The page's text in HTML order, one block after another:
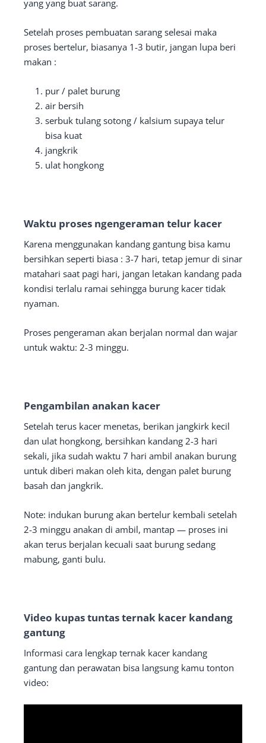
yang yang buat sarang.
Setelah proses pembuatan sarang selesai maka
proses bertelur, biasanya 1-3 butir, jangan lupa beri
makan :
pur / palet burung
air bersih
serbuk tulang sotong / kalsium supaya telur
bisa kuat
jangkrik
ulat hongkong
Waktu proses ngengeraman telur kacer
Karena menggunakan kandang gantung bisa kamu
bersihkan seperti biasa : 3-7 hari, tetap jemur di sinar
matahari saat pagi hari, jangan letakan kandang pada
kondisi terlalu ramai sehingga burung kacer tidak
nyaman.
Proses pengeraman akan berjalan normal dan wajar
untuk waktu: 2-3 minggu.
Pengambilan anakan kacer
Setelah terus kacer menetas, berikan jangkirk kecil
dan ulat hongkong, bersihkan kandang 2-3 hari
sekali, jika sudah waktu 7 hari ambil anakan burung
untuk diberi makan oleh kita, dengan palet burung
basah dan jangkrik.
Note: indukan burung akan bertelur kembali setelah
2-3 minggu anakan di ambil, mantap — proses ini
akan terus berjalan kecuali saat burung sedang
mabung, ganti bulu.
Video kupas tuntas ternak kacer kandang
gantung
Informasi cara lengkap ternak kacer kandang
gantung dan perawatan bisa langsung kamu tonton
video: